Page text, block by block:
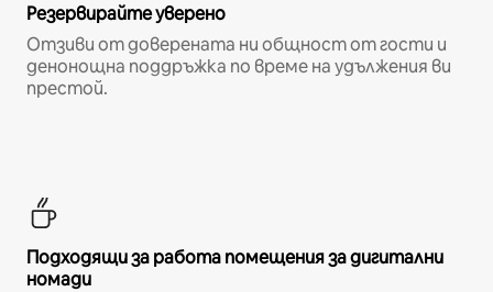
Резервирайте уверено
Отзиви от доверената ни общност от гости и
денонощна поддръжка по време на удължения ви
престой.
Подходящи за работа помещения за дигитални
номади